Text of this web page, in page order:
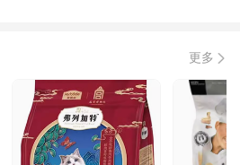
更多